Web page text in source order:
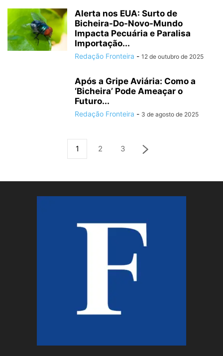
Alerta nos EUA: Surto de
Bicheira-Do-Novo-Mundo
Impacta Pecuária e Paralisa
Importação...
Redação Fronteira - 12 de outubro de 2025
Após a Gripe Aviária: Como a
‘Bicheira’ Pode Ameaçar o
Futuro...
Redação Fronteira - 3 de agosto de 2025
1 2 3